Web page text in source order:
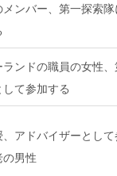
メンバー、第一探索
ンドの職員の女性
て参加する
アドバイザーとし
の男性